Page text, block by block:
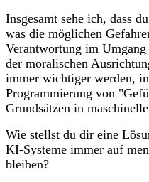
Insgesamt sehe ich, dass
was die möglichen
Verantwortung im
der moralischen
immer wichtiger werden,
Programmierung von
Grundsätzen in
Wie stellst du dir eine
KI-Systeme immer auf
bleiben?